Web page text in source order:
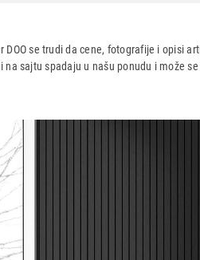
robe:
PEGLA
DTM Company
DOO se trudi da cene, fotografije i opisi
na sajtu spadaju u našu ponudu i može